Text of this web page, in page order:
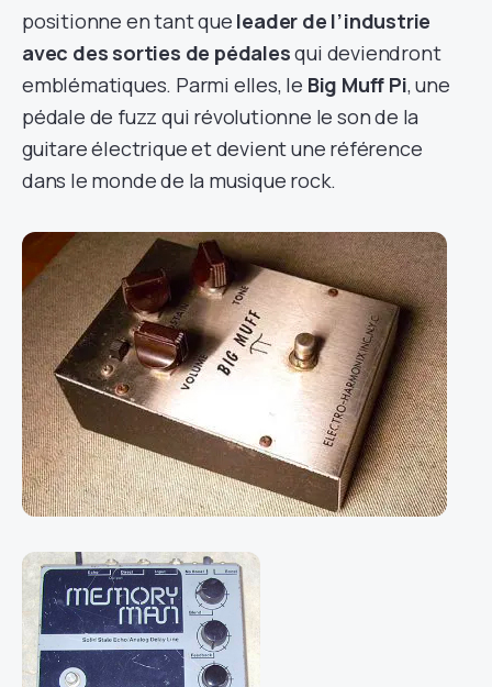
positionne en tant que leader de l’industrie
avec des sorties de pédalesqui deviendront
emblématiques. Parmi elles, le Big Muff Pi, une
pédale de fuzz qui révolutionne le son de la
guitare électrique et devient une référence
dans le monde de la musique rock.